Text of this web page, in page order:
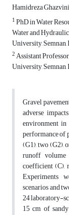
Hamidreza
1PhD in Water
Water and
University,
2Assistant
University,
Gravel
adverse
environment
performance of
(G1), two (G2),
runoff
coefficient (C),
Experiments
scenarios and
24 laboratory-
15 cm of